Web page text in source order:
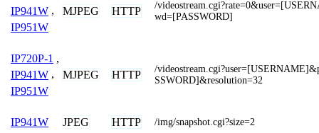
IP941W ,
IP951W
MJPEG HTTP
/
wd=[PASSWORD]
IP720P-1 ,
IP941W ,
IP951W
MJPEG HTTP
/
SSWORD]&resolution=32
IP941W JPEG HTTP /img/snapshot.cgi?size=2